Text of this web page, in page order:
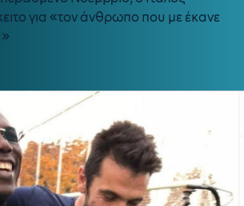
για «τον άνθρωπο που με έκανε